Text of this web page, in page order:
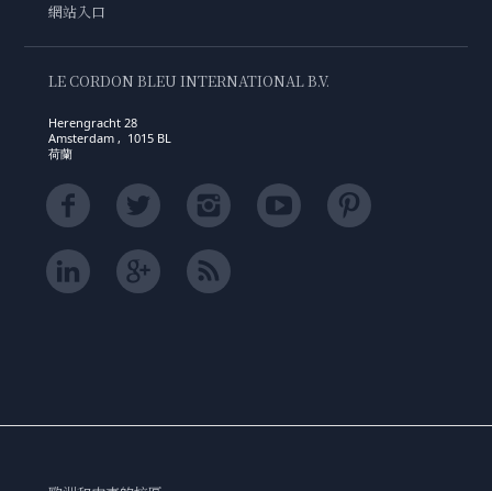
網站入口
LE CORDON BLEU INTERNATIONAL B.V.
Herengracht 28
Amsterdam , 1015 BL
荷蘭